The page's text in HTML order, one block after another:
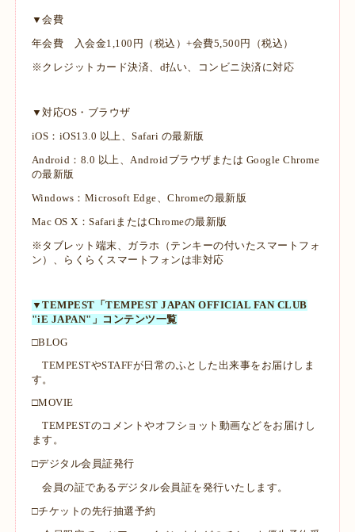
▼会費
年会費 入会金1,100円（税込）+会費5,500円（税込）
※クレジットカード決済、d払い、コンビニ決済に対応
▼対応OS・ブラウザ
iOS：iOS13.0 以上、Safari の最新版
Android：8.0 以上、Androidブラウザまたは Google Chrome
の最新版
Windows：Microsoft Edge、Chromeの最新版
Mac OS X：SafariまたはChromeの最新版
※タブレット端末、ガラホ（テンキーの付いたスマートフォ
ン）、らくらくスマートフォンは非対応
▼TEMPEST「TEMPEST JAPAN OFFICIAL FAN CLUB
"iE JAPAN"」コンテンツ一覧
□BLOG
TEMPESTやSTAFFが日常のふとした出来事をお届けしま
す。
□MOVIE
TEMPESTのコメントやオフショット動画などをお届けし
ます。
□デジタル会員証発行
会員の証であるデジタル会員証を発行いたします。
□チケットの先行抽選予約